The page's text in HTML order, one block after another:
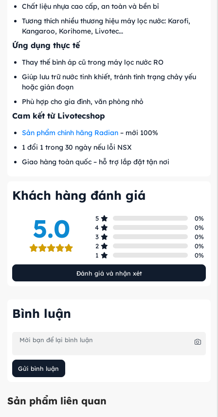
Chất liệu nhựa cao cấp, an toàn và bền bỉ
Tương thích nhiều thương hiệu máy lọc nước: Karofi,
Kangaroo, Korihome, Livotec...
Ứng dụng thực tế
Thay thế bình áp cũ trong máy lọc nước RO
Giúp lưu trữ nước tinh khiết, tránh tình trạng chảy yếu
hoặc gián đoạn
Phù hợp cho gia đình, văn phòng nhỏ
Cam kết từ Livotecshop
Sản phẩm chính hãng Radian – mới 100%
1 đổi 1 trong 30 ngày nếu lỗi NSX
Giao hàng toàn quốc – hỗ trợ lắp đặt tận nơi
Khách hàng đánh giá
5.0 5 0%
4
0%
3
0%
2
0%
1
0%
Đánh giá và nhận xét
Bình luận
Gửi bình luận
Sản phẩm liên quan